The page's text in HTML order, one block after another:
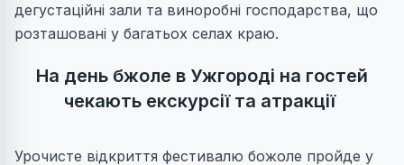
дегустаційні зали та виноробні господарства, що
розташовані у багатьох селах краю.
На день бжоле в Ужгороді на гостей
чекають екскурсії та атракції
Урочисте відкриття фестивалю божоле пройде у